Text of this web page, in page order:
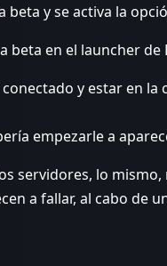
y se activa la
beta en el launcher de
y estar en la
empezarle a
servidores, lo
a fallar, al cabo de